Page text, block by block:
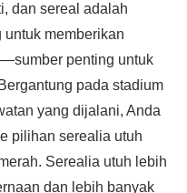
dan sereal adalah
memberikan
penting untuk
pada stadium
yang dijalani, Anda
pilihan serealia utuh
Serealia utuh lebih
dan lebih banyak